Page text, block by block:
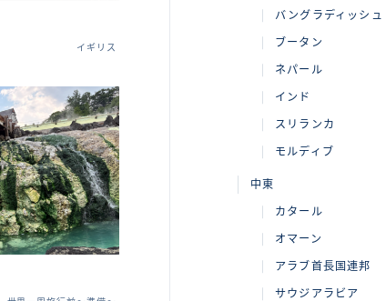
イギリス
バングラディッシュ
ブータン
ネパール
インド
スリランカ
モルディブ
中東
カタール
オマーン
アラブ首長国連邦
サウジアラビア